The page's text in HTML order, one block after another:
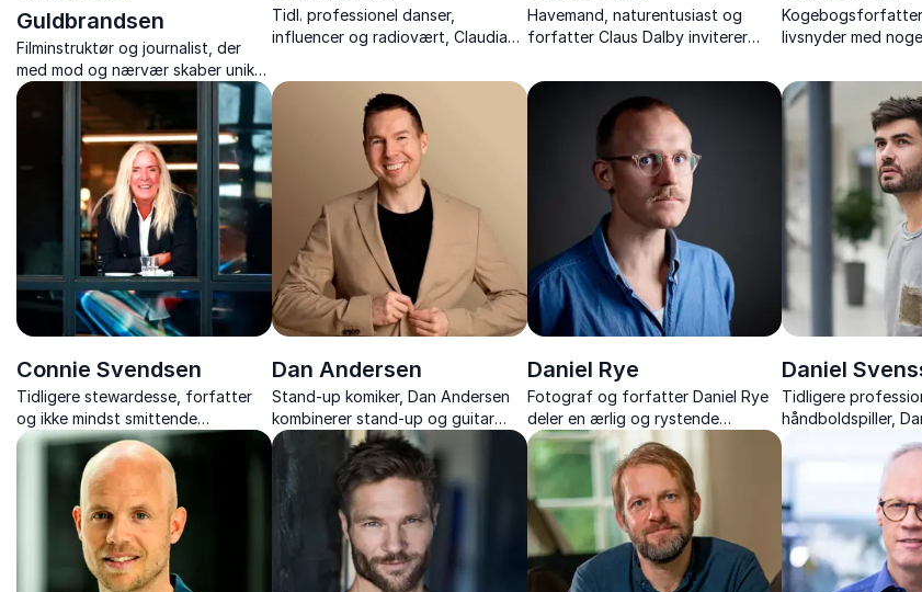
Guldbrandsen
Filminstruktør og journalist, der
med mod og nærvær skaber unikke
indsigter i politik, magt og
fortælling.
Tidl. professionel danser,
influencer og radiovært, Claudia
succes, psykisk sygdom og
livsmod i inspirerende og gribende
foredrag.
Havemand, naturentusiast og
forfatter Claus Dalby inviterer
blomstrende univers fyldt med
inspiration, kreative idéer og
fortællinger.
livsnyder med
kendt for sin
smag for livet.
Connie Svendsen
Tidligere stewardesse, forfatter
og ikke mindst smittende
foredragsholder med
arbejdsglæde, humor og erfaring
fra 30 år i luften.
Dan Andersen
Stand-up komiker, Dan Andersen
kombinerer stand-up og guitar
med personlige historier, og
balancerer humor, musik og sårbar
ærlighed.
Daniel Rye
Fotograf og forfatter Daniel Rye
deler en ærlig og rystende
fortælling om fangenskab,
overlevelse og livet efter.
Daniel
Tidligere
håndboldspiller,
motiverer med sin
fortælling om
kræftkamp og